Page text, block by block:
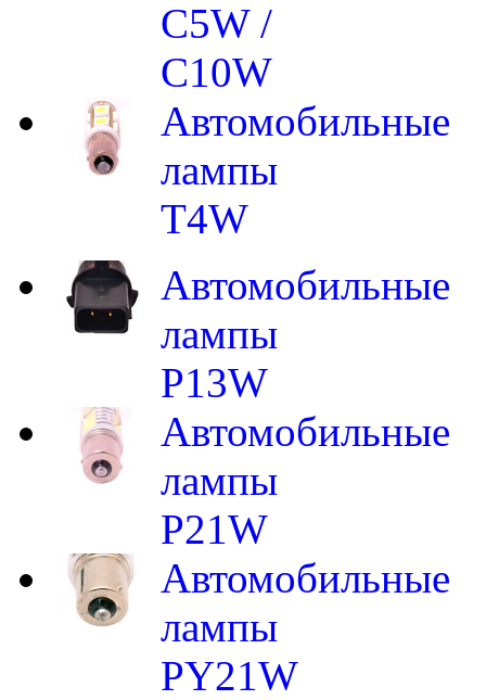
C5W /
C10W
Автомобильные
лампы
T4W
Автомобильные
лампы
P13W
Автомобильные
лампы
P21W
Автомобильные
лампы
PY21W